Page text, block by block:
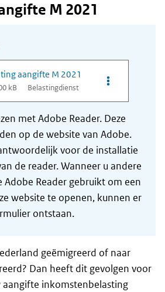
M 2021
aangifte M 2021
kB Belastingdienst
Opties van
met Adobe Reader. Deze
op de website van Adobe.
voor de installatie
de reader. Wanneer u andere
Reader gebruikt om een
website te openen, kunnen er
ontstaan.
geëmigreerd of naar
Dan heeft dit gevolgen voor
aangifte inkomstenbelasting